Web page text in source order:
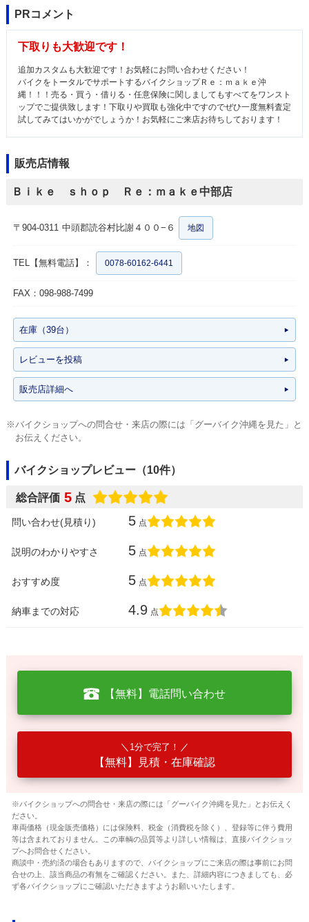
PRコメント
下取りも大歓迎です！
追加カスタムも大歓迎です！お気軽にお問い合わせください！
バイクをトータルでサポートするバイクショップＲｅ：ｍａｋｅ沖
縄！！！売る・買う・借りる・任意保険に関しましてもすべてをワンスト
ップでご提供致します！下取りや買取も強化中ですのでぜひ一度無料査定
試してみてはいかがでしょうか！お気軽にご来店お待ちしております！
販売店情報
Ｂｉｋｅ ｓｈｏｐ Ｒｅ：ｍａｋｅ中部店
〒904-0311 中頭郡読谷村比謝４００−６ 地図
TEL【無料電話】： 0078-60162-6441
FAX：098-988-7499
在庫（39台）
レビューを投稿
販売店詳細へ
※バイクショップへの問合せ・来店の際には「グーバイク沖縄を見た」と
お伝えください。
バイクショップレビュー（10件）
総合評価 5 点
問い合わせ(見積り) 5 点
説明のわかりやすさ 5 点
おすすめ度 5 点
納車までの対応 4.9 点
【無料】電話問い合わせ
1分で完了！
【無料】見積・在庫確認
※バイクショップへの問合せ・来店の際には「グーバイク沖縄を見た」とお伝えく
ださい。
車両価格（現金販売価格）には保険料、税金（消費税を除く）、登録等に伴う費用
等は含まれておりません。この車輌の品質等より詳しい情報は、直接バイクショッ
プへお問合せください。
商談中・売約済の場合もありますので、バイクショップにご来店の際は事前にお問
合せの上、該当商品の有無をご確認ください。また、詳細内容につきましても、必
ず各バイクショップにご確認いただきますようお願いいたします。